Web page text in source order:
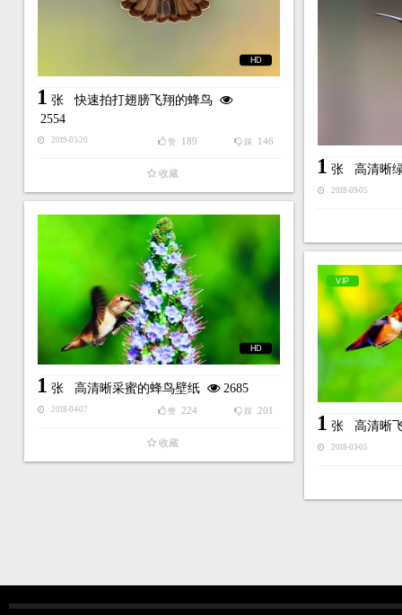
HD
1 张快速拍打翅膀飞翔的蜂鸟
2554
2019-03-20 踩 146
赞 189
收藏 1 张 高清晰
2018-09-05
HD
1 张 高清晰采蜜的蜂鸟壁纸 2685
2018-04-07 踩 201
赞 224
收藏
VIP
1 张 高清晰
2018-03-05